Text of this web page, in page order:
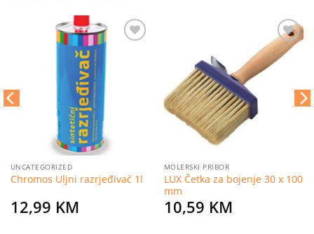
UNCATEGORIZED
Chromos Uljni razrjeđivač 1l
12,99 KM
Dodaj
na
MOLERSKI PRIBOR
LUX Četka za bojenje 30 x 100
mm
10,59 KM